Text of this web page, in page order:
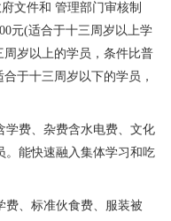
文件和 管理部门审核制
元(适合于十三周岁以上学
周岁以上的学员，条件比普
于十三周岁以下的学员，
费、杂费含水电费、文化
。能快速融入集体学习和吃
、标准伙食费、服装被